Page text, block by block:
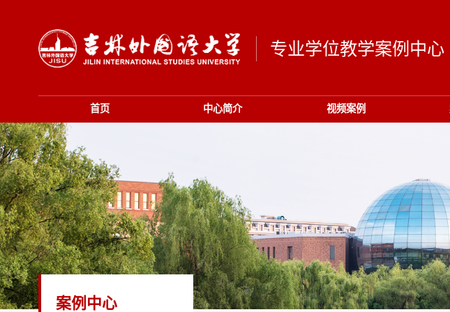
专业学位教学案例中心
首页 中心简介 视频案例
案例中心